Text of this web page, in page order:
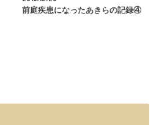
前庭疾患になったあきらの記録④